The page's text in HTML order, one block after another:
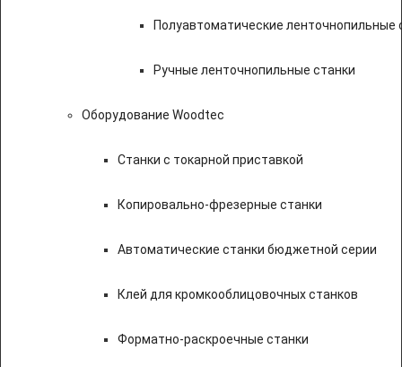
Полуавтоматические ленточнопильные
Ручные ленточнопильные станки
Оборудование Woodtec
Станки с токарной приставкой
Копировально-фрезерные станки
Автоматические станки бюджетной серии
Клей для кромкооблицовочных станков
Форматно-раскроечные станки